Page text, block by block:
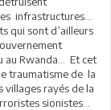
infrastructures…
qui sont d’ailleurs
au Rwanda… Et cet
traumatisme de la
villages rayés de la
sionistes…